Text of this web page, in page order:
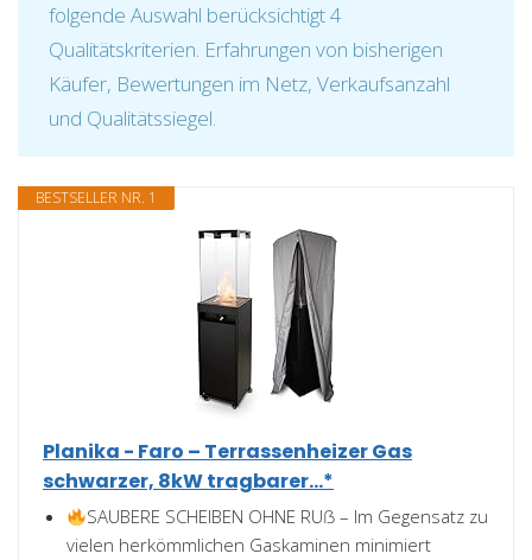
folgende Auswahl berücksichtigt 4
Qualitätskriterien. Erfahrungen von bisherigen
Käufer, Bewertungen im Netz, Verkaufsanzahl
und Qualitätssiegel.
BESTSELLER NR. 1
Planika - Faro – Terrassenheizer Gas
schwarzer, 8kW tragbarer...*
SAUBERE SCHEIBEN OHNE RUẞ – Im Gegensatz zu
vielen herkömmlichen Gaskaminen minimiert